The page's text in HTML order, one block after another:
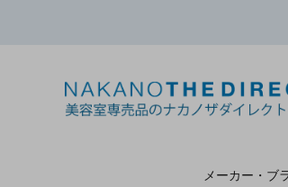
メーカー・ブ